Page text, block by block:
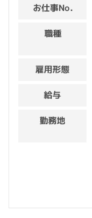
お仕事No.
職種
雇用形態
給与
勤務地